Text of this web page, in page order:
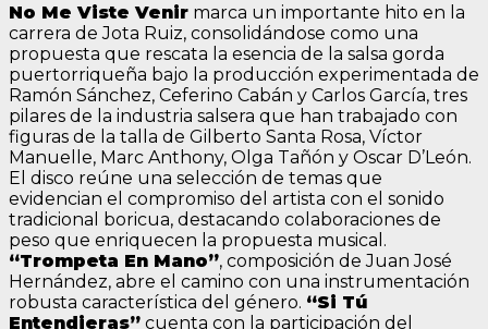
No Me Viste Venir marca un importante hito en la
carrera de Jota Ruiz, consolidándose como una
propuesta que rescata la esencia de la salsa gorda
puertorriqueña bajo la producción experimentada de
Ramón Sánchez, Ceferino Cabán y Carlos García, tres
pilares de la industria salsera que han trabajado con
figuras de la talla de Gilberto Santa Rosa, Víctor
Manuelle, Marc Anthony, Olga Tañón y Oscar D’León.
El disco reúne una selección de temas que
evidencian el compromiso del artista con el sonido
tradicional boricua, destacando colaboraciones de
peso que enriquecen la propuesta musical.
“Trompeta En Mano”, composición de Juan José
Hernández, abre el camino con una instrumentación
robusta característica del género. “Si Tú
Entendieras” cuenta con la participación del